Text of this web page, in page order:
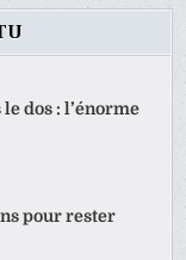
dos : l’énorme
pour rester